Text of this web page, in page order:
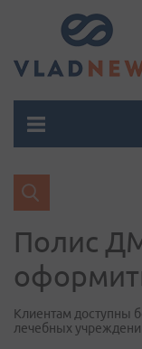
Полис
Клиентам доступны
лечебных